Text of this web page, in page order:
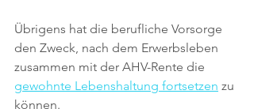
Übrigens hat die berufliche Vorsorge
den Zweck, nach dem Erwerbsleben
zusammen mit der AHV-Rente die
gewohnte Lebenshaltung fortsetzen zu
können.